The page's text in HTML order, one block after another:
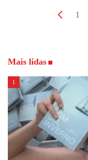
1
Mais lidas
1